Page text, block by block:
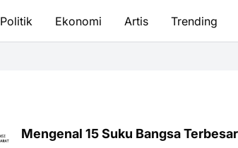
Politik Ekonomi Artis Trending
Mengenal 15 Suku Bangsa